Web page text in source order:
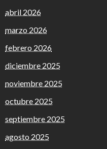
abril 2026
marzo 2026
febrero 2026
diciembre 2025
noviembre 2025
octubre 2025
septiembre 2025
agosto 2025